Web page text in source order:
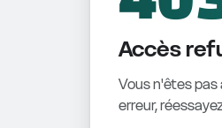
Accès
Vous n'êtes
erreur,